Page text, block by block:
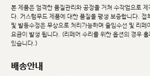
본 제품은 엄격한 품질관리와 공정을 거쳐 수작업으로 제
다. 커스텀무드 제품에 대한 품질을 평생 보증합니다.
및 발등수정은 무상으로 처리가능하며 줄임수선 및 리페
요금이 발생 됩니다. (리페어 수리를 위한 옵션의 경우
있습니다.)
배송안내